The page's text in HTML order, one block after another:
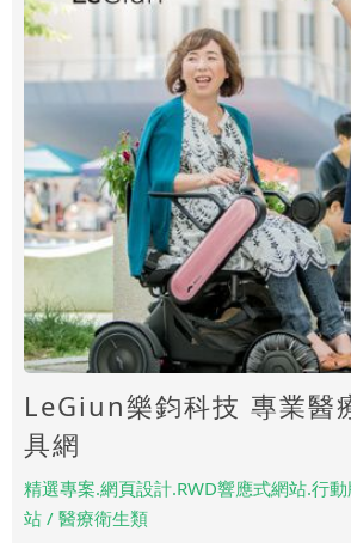
LeGiun樂鈞科技 專業醫
具網
精選專案.網頁設計.RWD響應式網站.行
站 / 醫療衛生類